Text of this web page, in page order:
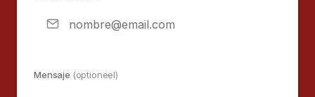
Mensaje (optioneel)